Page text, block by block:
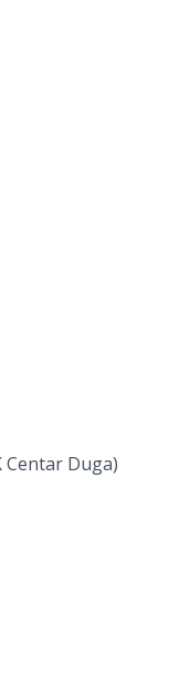
Centar Duga)